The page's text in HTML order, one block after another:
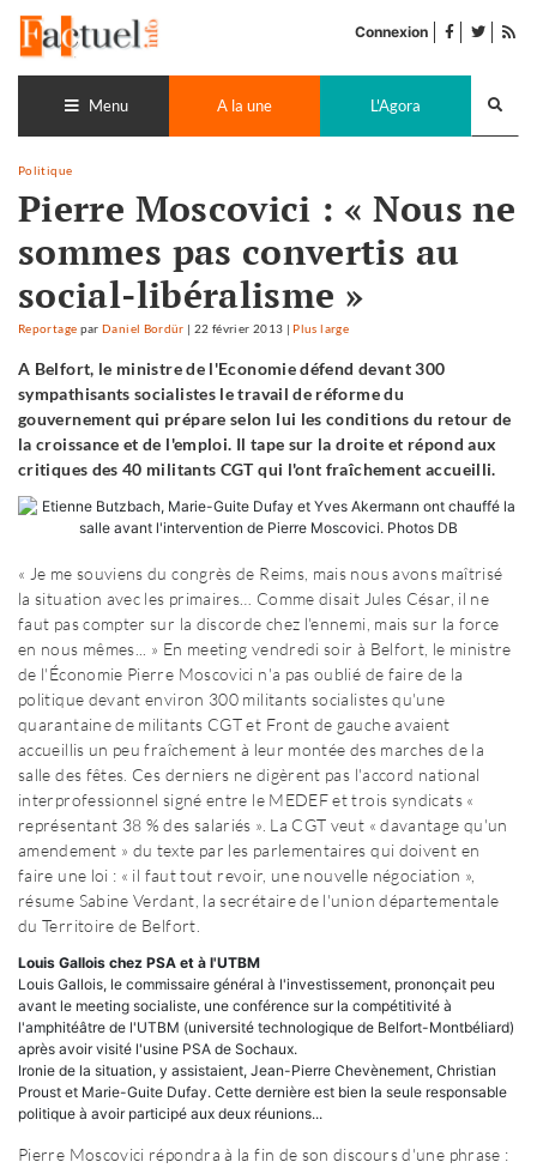
contenu
Connexion facebook
twitter
Menu A la une L'Agora
Politique
Pierre Moscovici : « Nous ne
sommes pas convertis au
social-libéralisme »
Reportage parDaniel Bordür | 22 février 2013 | Plus large
A Belfort, le ministre de l'Economie défend devant 300
sympathisants socialistes le travail de réforme du
gouvernement qui prépare selon lui les conditions du retour de
la croissance et de l'emploi. Il tape sur la droite et répond aux
critiques des 40 militants CGT qui l'ont fraîchement accueilli.
« Je me souviens du congrès de Reims, mais nous avons maîtrisé
la situation avec les primaires… Comme disait Jules César, il ne
faut pas compter sur la discorde chez l'ennemi, mais sur la force
en nous mêmes... » En meeting vendredi soir à Belfort, le ministre
de l'Économie Pierre Moscovici n'a pas oublié de faire de la
politique devant environ 300 militants socialistes qu'une
quarantaine de militants CGT et Front de gauche avaient
accueillis un peu fraîchement à leur montée des marches de la
salle des fêtes. Ces derniers ne digèrent pas l'accord national
interprofessionnel signé entre le MEDEF et trois syndicats «
représentant 38 % des salariés ». La CGT veut « davantage qu'un
amendement » du texte par les parlementaires qui doivent en
faire une loi : « il faut tout revoir, une nouvelle négociation »,
résume Sabine Verdant, la secrétaire de l'union départementale
du Territoire de Belfort.
Louis Gallois chez PSA et à l'UTBM
Louis Gallois, le commissaire général à l'investissement, prononçait peu
avant le meeting socialiste, une conférence sur la compétitivité à
l'amphitéâtre de l'UTBM (université technologique de Belfort-Montbéliard)
après avoir visité l'usine PSA de Sochaux.
Ironie de la situation, y assistaient, Jean-Pierre Chevènement, Christian
Proust et Marie-Guite Dufay. Cette dernière est bien la seule responsable
politique à avoir participé aux deux réunions...
Pierre Moscovici répondra à la fin de son discours d'une phrase :